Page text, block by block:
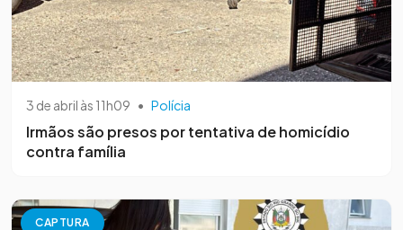
3 de abril às 11h09 • Polícia
Irmãos são presos por tentativa de homicídio
contra família
CAPTURA